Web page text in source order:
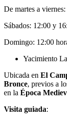
De martes a
Sábados: 12:00 y
Domingo: 12:00
Yacimiento
Ubicada en El
Bronce, previos a
en la Época
Visita guiada: